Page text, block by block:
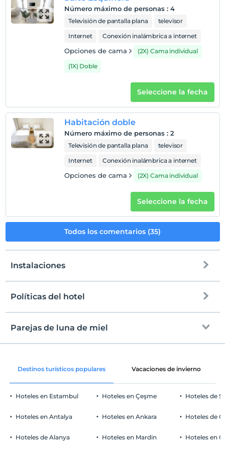
Entrada
Antes de las 12:00
habitaciones para no fumadores
Niños
Los bebés menores de 2 no pagan
1 niño(s) hasta la edad de 3 por habitación no se cobra
Número máximo de personas : 4
Televisión de pantalla plana
televisor
Internet
Conexión inalámbrica a internet
Opciones de cama
(2X) Cama individual
(1X) Doble
Seleccione la fecha
Habitación doble
Número máximo de personas : 2
Televisión de pantalla plana
televisor
Internet
Conexión inalámbrica a internet
Opciones de cama (2X) Cama individual
Seleccione la fecha
Todos los comentarios (35)
Instalaciones
Libre wifi
Aparcamiento (fuera de las instalaciones)
Políticas del hotel
Entrada
Después de 13:00
Salida
Mascotas
Niños
1 niño(s) hasta la edad de 3 por habitación no se cobra
Parejas de luna de miel
decoración de la habitación
Servicio de desayuno una mañana a la
habitación.
Adorno con pétalos de rosa
Destinos turísticos populares Vacaciones de invierno
Hoteles en Estambul
Hoteles en Antalya
Hoteles de Alanya
Hoteles en Çeşme
Hoteles en Ankara
Hoteles en Mardin
Hoteles de
Hoteles de
Hoteles en